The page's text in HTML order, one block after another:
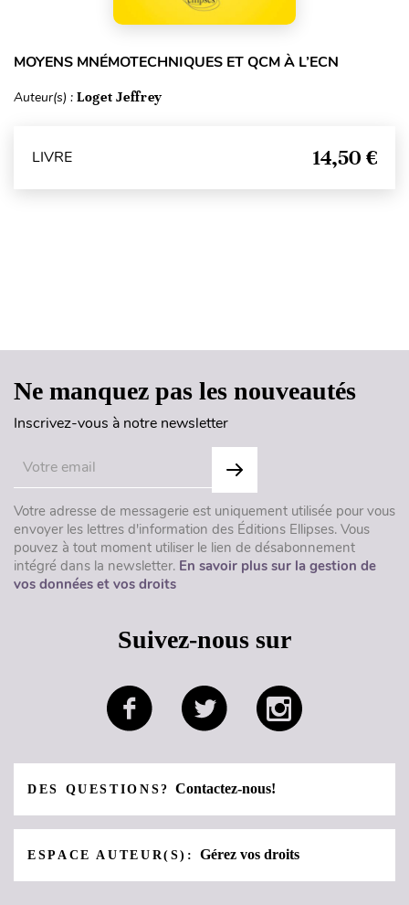
MOYENS MNÉMOTECHNIQUES ET QCM À L’ECN
Auteur(s) : Loget Jeffrey
LIVRE 14,50 €
Ne manquez pas les nouveautés
Inscrivez-vous à notre newsletter
Votre adresse de messagerie est uniquement utilisée pour vous
envoyer les lettres d'information des Éditions Ellipses. Vous
pouvez à tout moment utiliser le lien de désabonnement
intégré dans la newsletter. En savoir plus sur la gestion de
vos données et vos droits
Suivez-nous sur
DES QUESTIONS?Contactez-nous!
ESPACE AUTEUR(S):Gérez vos droits